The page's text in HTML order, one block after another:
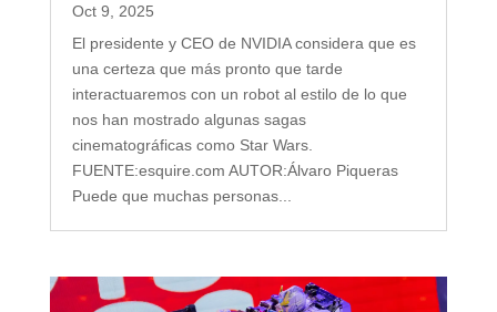
Oct 9, 2025
El presidente y CEO de NVIDIA considera que es
una certeza que más pronto que tarde
interactuaremos con un robot al estilo de lo que
nos han mostrado algunas sagas
cinematográficas como Star Wars.
FUENTE:esquire.com AUTOR:Álvaro Piqueras
Puede que muchas personas...